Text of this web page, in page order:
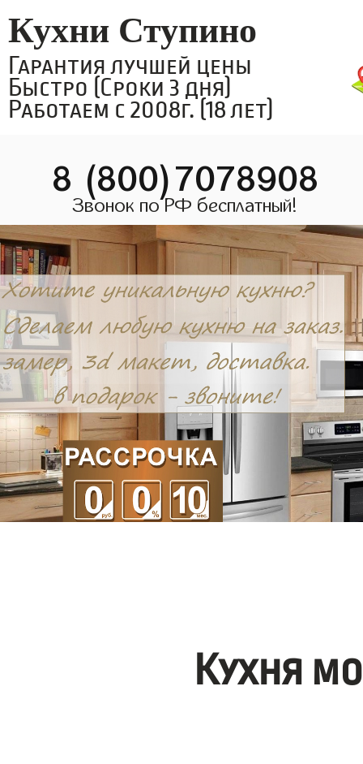
Кухни Ступино
Гарантия лучшей цены
Быстро (Сроки 3 дня)
Работаем с 2008г. (18 лет)
8 (800)7078908
Звонок по РФ бесплатный!
Кухня